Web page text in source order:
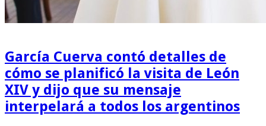
García Cuerva contó detalles de
cómo se planificó la visita de León
XIV y dijo que su mensaje
interpelará a todos los argentinos